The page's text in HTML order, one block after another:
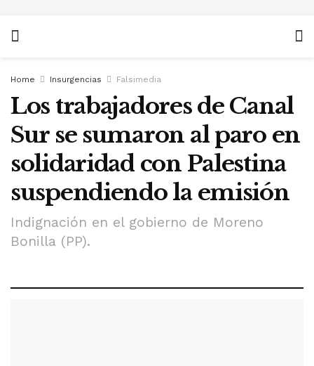
Home Insurgencias Falsimedia
Los trabajadores de Canal
Sur se sumaron al paro en
solidaridad con Palestina
suspendiendo la emisión
Indignación en el gobierno de Moreno
Bonilla (PP).